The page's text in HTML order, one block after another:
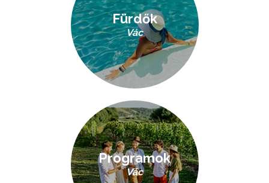
Fürdők
Vác
Programok
Vác